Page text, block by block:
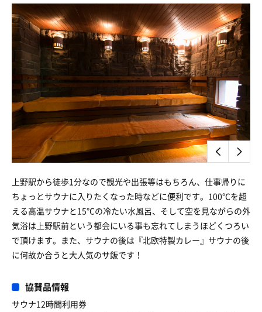
上野駅から徒歩1分なので観光や出張等はもちろん、仕事帰りに
ちょっとサウナに入りたくなった時などに便利です。100℃を超
える高温サウナと15℃の冷たい水風呂、そして空を見ながらの外
気浴は上野駅前という都会にいる事も忘れてしまうほどくつろい
で頂けます。また、サウナの後は『北欧特製カレー』サウナの後
に何故か合うと大人気のサ飯です！
協賛品情報
サウナ12時間利用券